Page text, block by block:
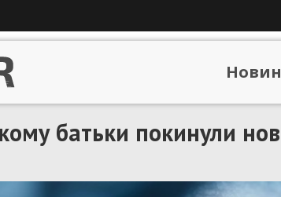
батьки покинули